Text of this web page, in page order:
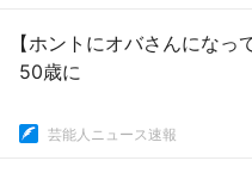
【ホントにオバさんになっ
50歳に
芸能人ニュース速報